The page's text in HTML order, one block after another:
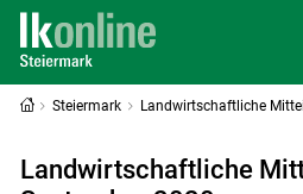
Steiermark Landwirtschaftliche
Landwirtschaftliche